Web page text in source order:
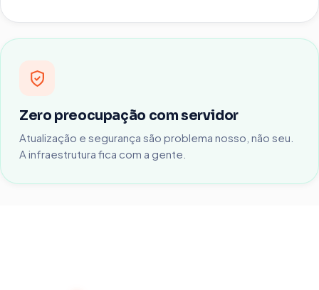
Zero preocupação com servidor
Atualização e segurança são problema nosso, não seu.
A infraestrutura fica com a gente.